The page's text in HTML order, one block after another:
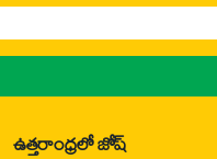
ఉత్తరాంధ్రలో జోష్